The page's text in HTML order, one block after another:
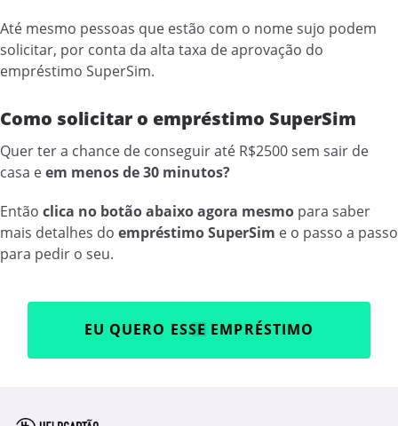
Até mesmo pessoas que estão com o nome sujo podem
solicitar, por conta da alta taxa de aprovação do
empréstimo SuperSim.
Como solicitar o empréstimo SuperSim
Quer ter a chance de conseguir até R$2500 sem sair de
casa eem menos de 30 minutos?
Então clica no botão abaixo agora mesmo para saber
mais detalhes do empréstimo SuperSim e o passo a passo
para pedir o seu.
EU QUERO ESSE EMPRÉSTIMO